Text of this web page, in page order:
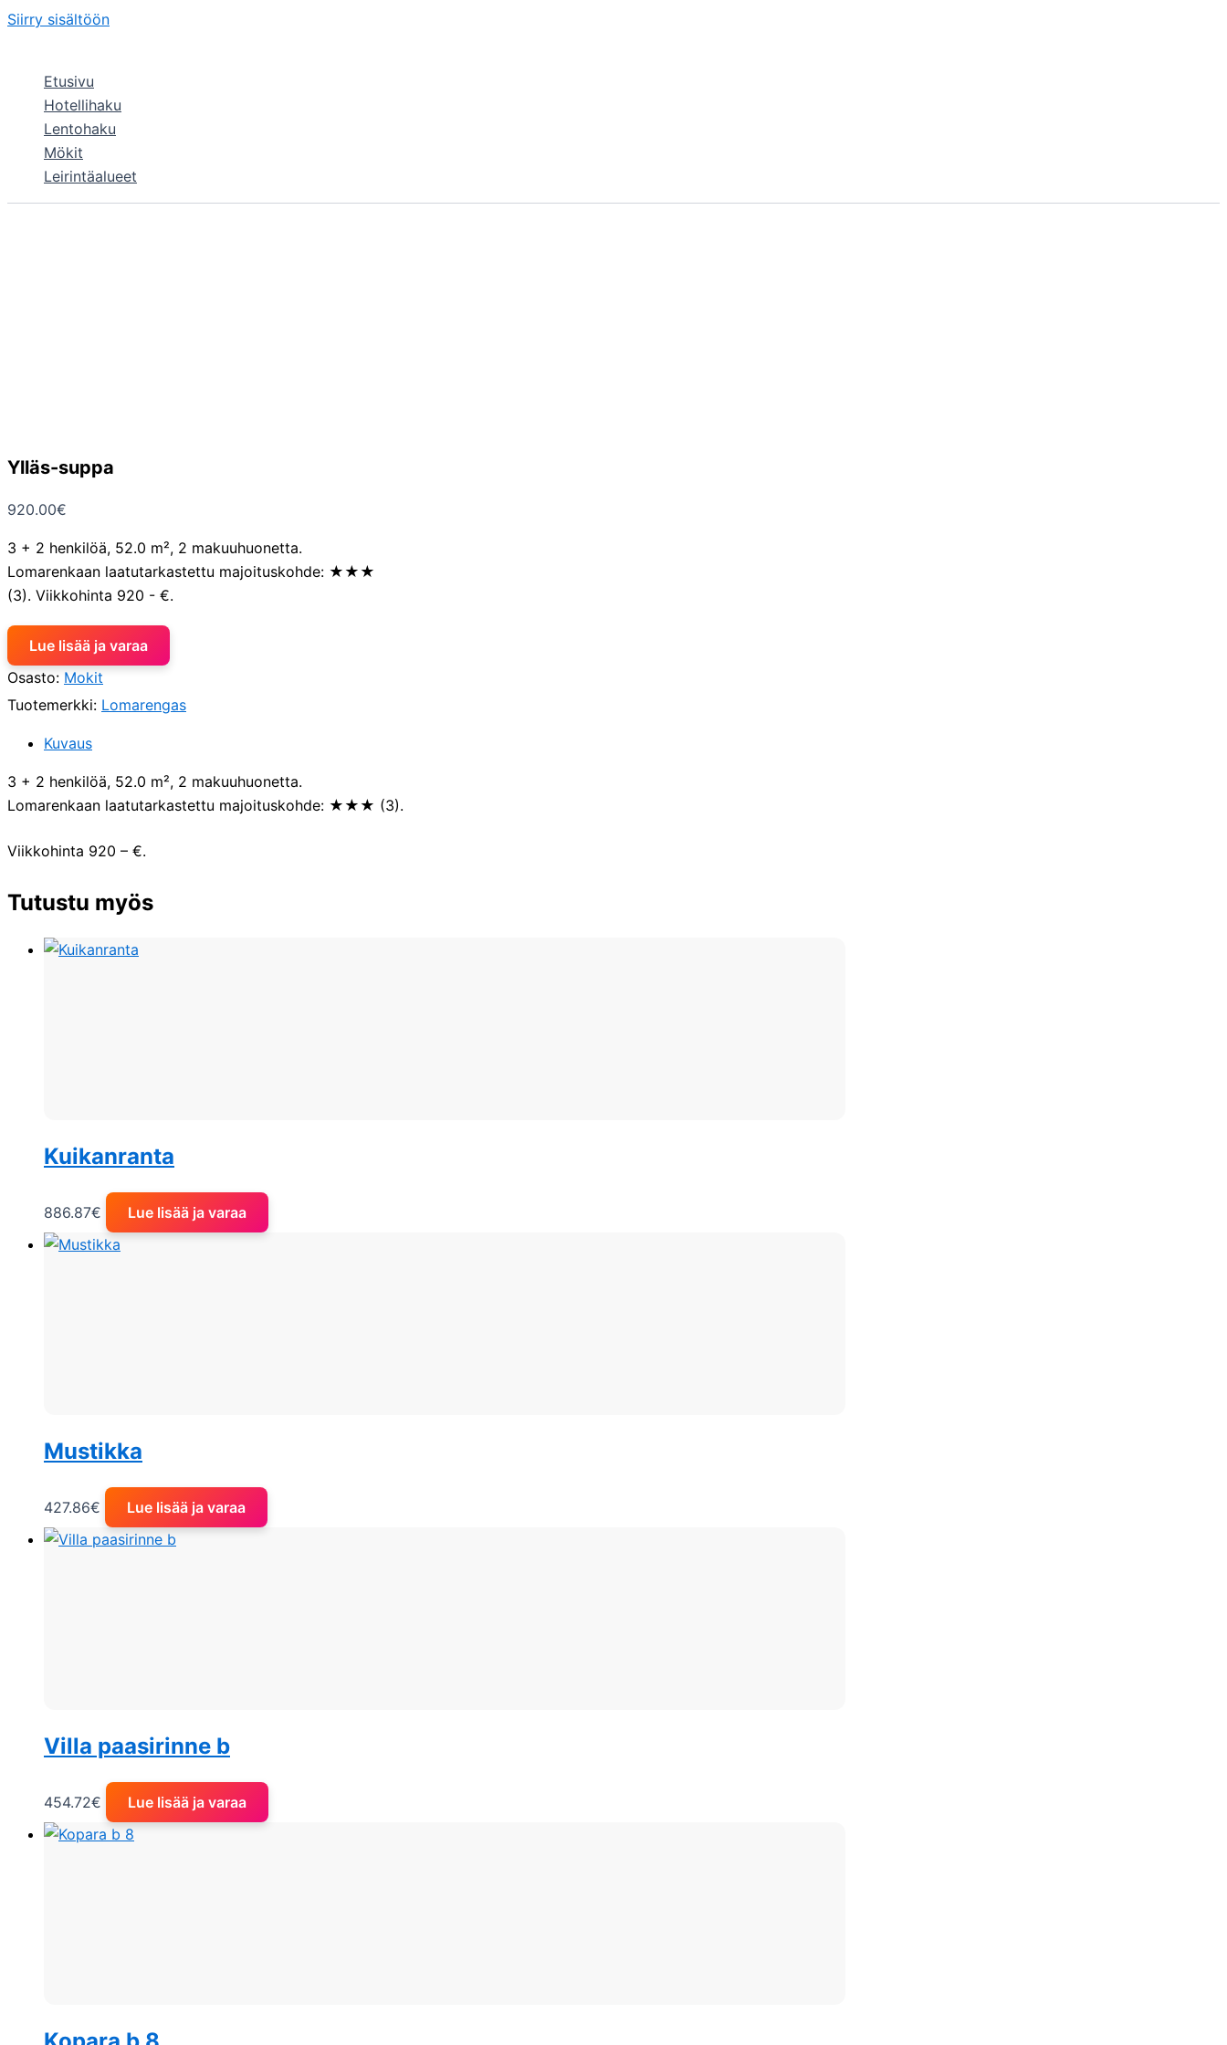
Siirry sisältöön
Etusivu
Hotellihaku
Lentohaku
Mökit
Leirintäalueet
Ylläs-suppa
920.00€
3 + 2 henkilöä, 52.0 m², 2 makuuhuonetta.
Lomarenkaan laatutarkastettu majoituskohde: ★★★
(3). Viikkohinta 920 - €.
Lue lisää ja varaa
Osasto: Mokit
Tuotemerkki: Lomarengas
Kuvaus
3 + 2 henkilöä, 52.0 m², 2 makuuhuonetta.
Lomarenkaan laatutarkastettu majoituskohde: ★★★ (3).
Viikkohinta 920 – €.
Tutustu myös
Kuikanranta
886.87€ Lue lisää ja varaa
Mustikka
427.86€ Lue lisää ja varaa
Villa paasirinne b
454.72€ Lue lisää ja varaa